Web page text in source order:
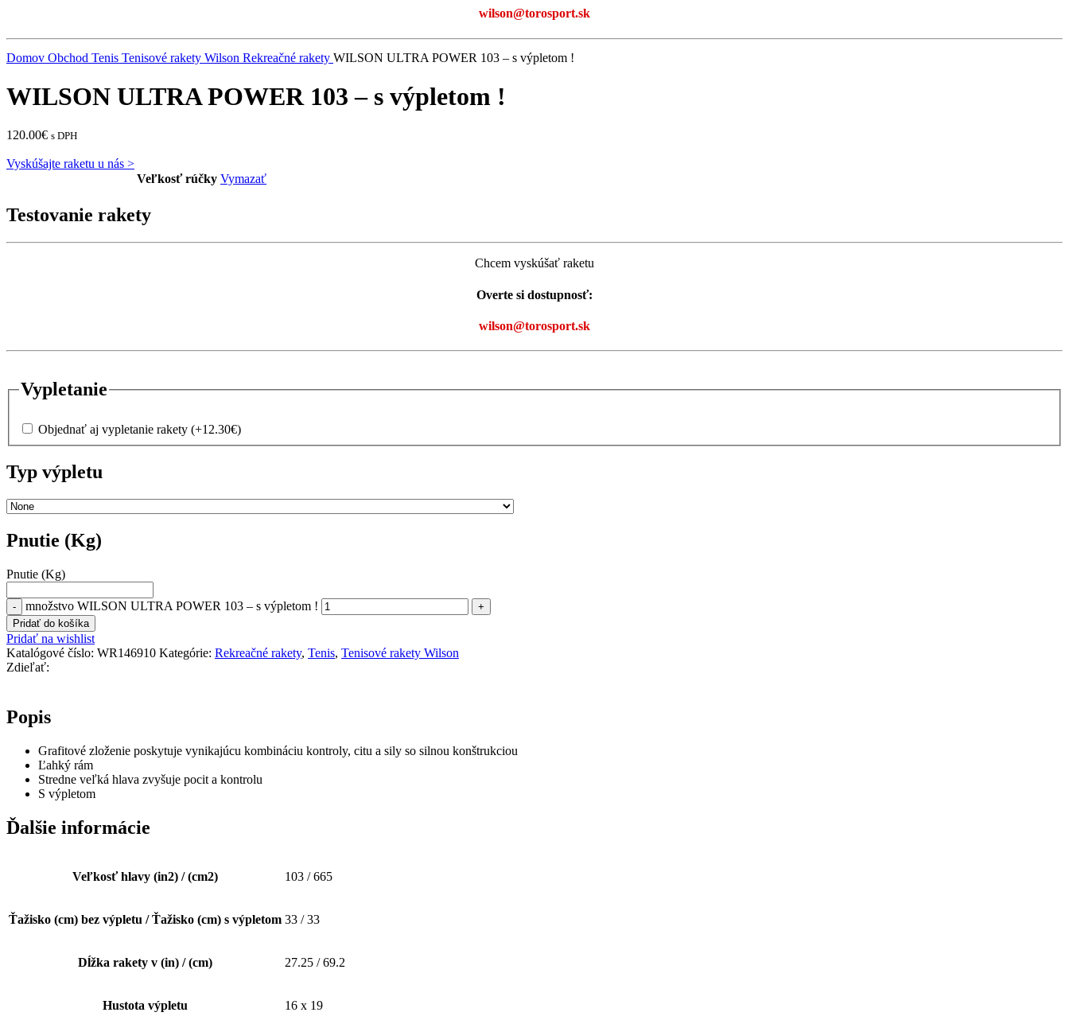
wilson@torosport.sk
Domov Obchod Tenis Tenisové rakety Wilson Rekreačné rakety WILSON ULTRA POWER 103 – s výpletom !
WILSON ULTRA POWER 103 – s výpletom !
120.00€ s DPH
Vyskúšajte raketu u nás >
Veľkosť rúčky Vymazať
Testovanie rakety
Chcem vyskúšať raketu
Overte si dostupnosť:
wilson@torosport.sk
Vypletanie
Objednať aj vypletanie rakety (+12.30€)
Typ výpletu
Pnutie (Kg)
Pnutie (Kg)
množstvo WILSON ULTRA POWER 103 – s výpletom !
Pridať do košíka
Pridať na wishlist
Katalógové číslo: WR146910 Kategórie: Rekreačné rakety, Tenis, Tenisové rakety Wilson
Zdieľať:
Popis
Grafitové zloženie poskytuje vynikajúcu kombináciu kontroly, citu a sily so silnou konštrukciou
Ľahký rám
Stredne veľká hlava zvyšuje pocit a kontrolu
S výpletom
Ďalšie informácie
Veľkosť hlavy (in2) / (cm2) 103 / 665
Ťažisko (cm) bez výpletu / Ťažisko (cm) s výpletom 33 / 33
Dĺžka rakety v (in) / (cm) 27.25 / 69.2
Hustota výpletu 16 x 19